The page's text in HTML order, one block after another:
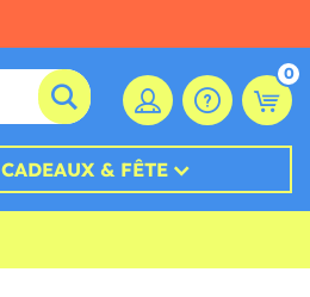
0
CADEAUX & FÊTE